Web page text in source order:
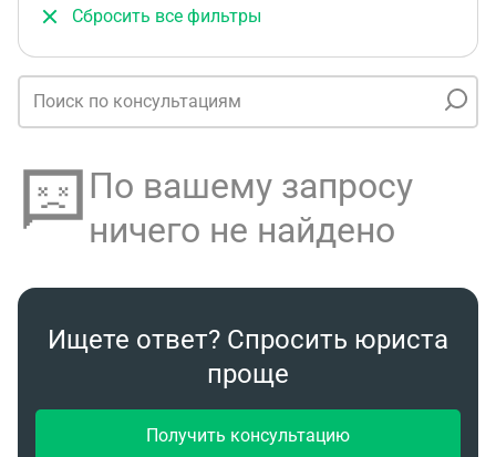
Сбросить все фильтры
По вашему запросу
ничего не найдено
Ищете ответ? Спросить юриста
проще
Получить консультацию